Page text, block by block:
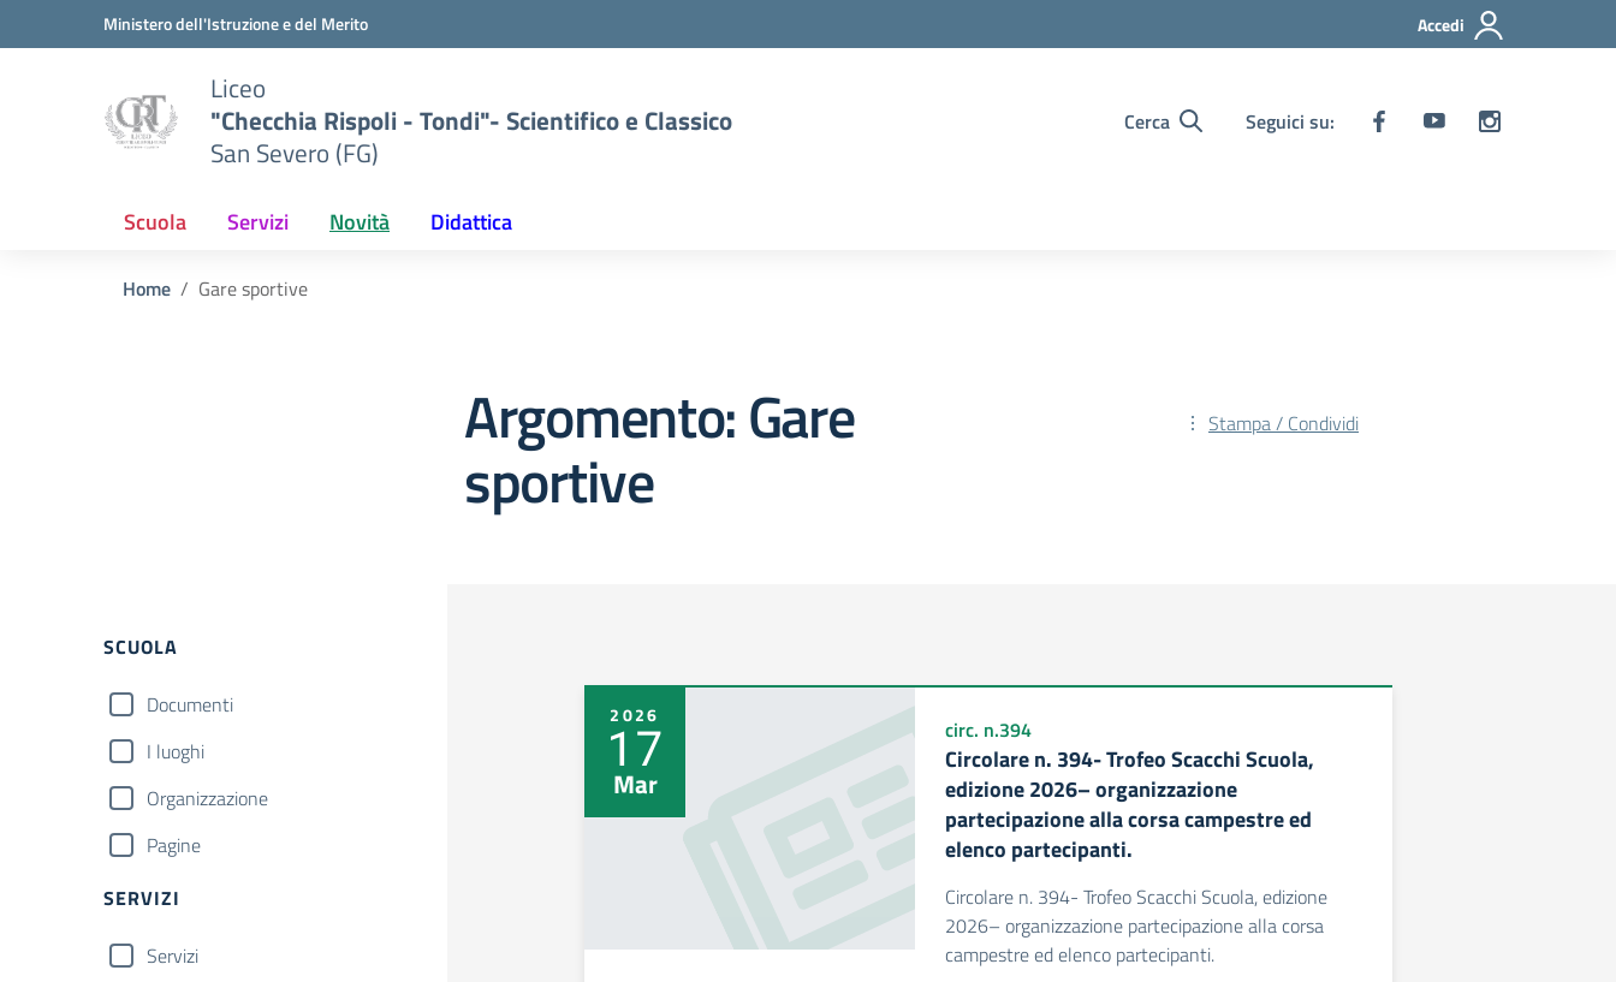
Vai ai contenuti
Vai al menu di navigazioneMinistero dell'Istruzione e del Merito Accedi
Liceo
"Checchia Rispoli - Tondi"- Scientifico e Classico
San Severo (FG)
Cerca Seguici su:
Scuola Servizi Novità Didattica
Home Gare sportive
Argomento: Gare
sportive
Stampa / Condividi
Filtri
SCUOLA
Documenti
I luoghi
Organizzazione
Pagine
SERVIZI
Servizi
2026
17
Mar
circ. n.394
Circolare n. 394- Trofeo Scacchi Scuola,
edizione 2026– organizzazione
partecipazione alla corsa campestre ed
elenco partecipanti.
Circolare n. 394- Trofeo Scacchi Scuola, edizione
2026– organizzazione partecipazione alla corsa
campestre ed elenco partecipanti.